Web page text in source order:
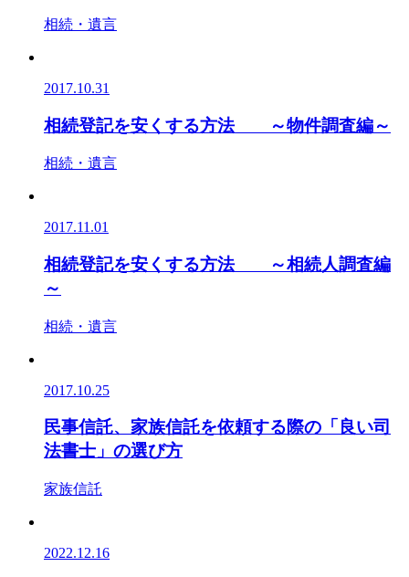
相続・遺言
2017.10.31
相続登記を安くする方法 ～物件調査編～
相続・遺言
2017.11.01
相続登記を安くする方法 ～相続人調査編
～
相続・遺言
2017.10.25
民事信託、家族信託を依頼する際の「良い司
法書士」の選び方
家族信託
2022.12.16